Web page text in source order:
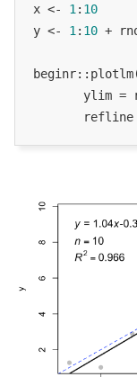
x <- 1 : 10
y <- 1 : 10 +
ylim =
refline